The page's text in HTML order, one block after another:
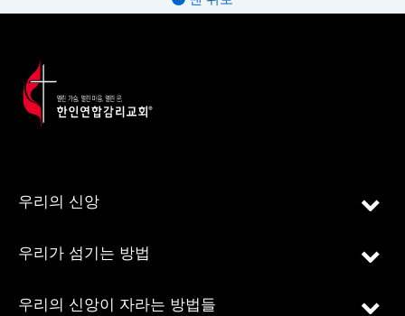
우리의 신앙
우리가 섬기는 방법
우리의 신앙이 자라는 방법들